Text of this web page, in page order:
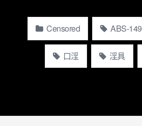
Censored ABS-149
口淫 淫具